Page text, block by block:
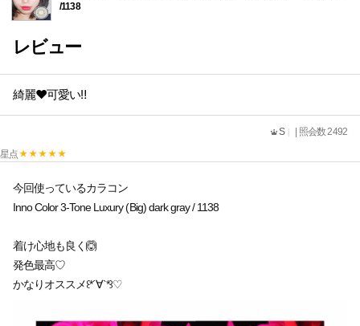
/1138
レビュー
綺麗❤️可愛い‼️
S
| 照会数 2492
星点
今回使っているカラコン
Inno Color 3-Tone Luxury (Big) dark gray / 1138
着け心地も良く🙆
発色最高♡
かなりオススメ꒰*´∀`*꒱♡